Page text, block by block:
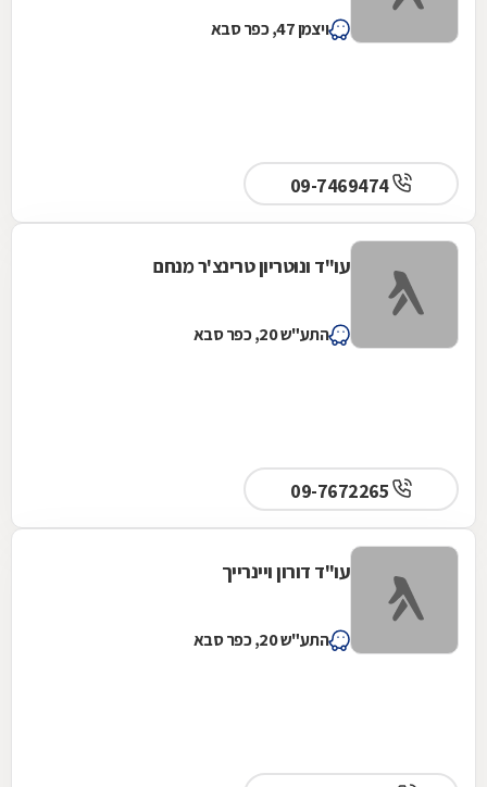
ויצמן 47, כפר סבא
09-7469474
עו"ד ונוטריון טרינצ'ר מנחם
התע"ש 20, כפר סבא
עו"ד דורון ויינרייך
התע"ש 20, כפר סבא